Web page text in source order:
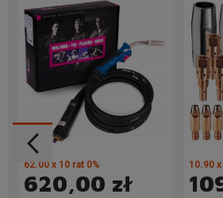
620,00 zł
62.00 x 10 rat 0% 10.90